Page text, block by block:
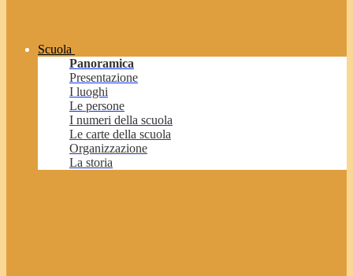
Scuola
Panoramica
Presentazione
I luoghi
Le persone
I numeri della scuola
Le carte della scuola
Organizzazione
La storia